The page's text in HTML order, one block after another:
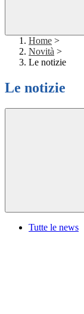
Home >
Novità >
Le notizie
Le notizie
Tutte le news